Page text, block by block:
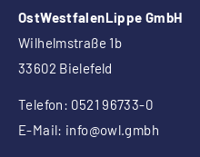
OstWestfalenLippe GmbH
Wilhelmstraße 1b
33602 Bielefeld
Telefon: 0521 96733-0
E-Mail: info@owl.gmbh